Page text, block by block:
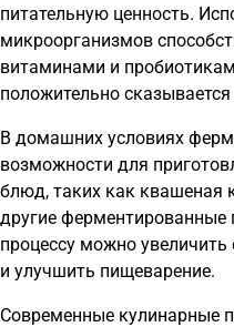
питательную ценность.
микроорганизмов
витаминами и
положительно
В домашних условиях
возможности для
блюд, таких как квашеная
другие ферментированные
процессу можно
и улучшить пищеварение.
Современные кулинарные